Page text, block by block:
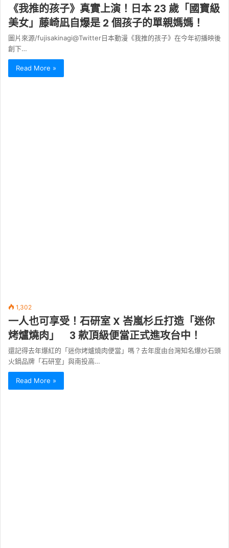
《我推的孩子》真實上演！日本 23 歲「國寶級
美女」藤崎凪自爆是 2 個孩子的單親媽媽！
圖片來源/fujisakinagi@Twitter日本動漫《我推的孩子》在今年初播映後
創下…
Read More »
1,302
一人也可享受！石研室 X 峇嵐杉丘打造「迷你
烤爐燒肉」 3 款頂級便當正式進攻台中！
還記得去年爆紅的「迷你烤爐燒肉便當」嗎？去年度由台灣知名爆炒石頭
火鍋品牌「石研室」與南投高…
Read More »